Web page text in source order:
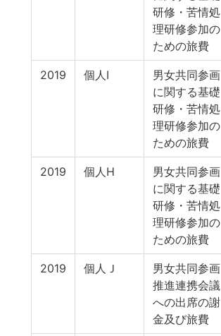
研修・苦情処
理研修参加の
ための旅費
2019 個人Ⅰ
男女共同参画
に関する基礎
研修・苦情処
理研修参加の
ための旅費
2019 個人H
男女共同参画
に関する基礎
研修・苦情処
理研修参加の
ための旅費
2019 個人Ｊ
男女共同参画
推進連携会議
への出席の謝
金及び旅費